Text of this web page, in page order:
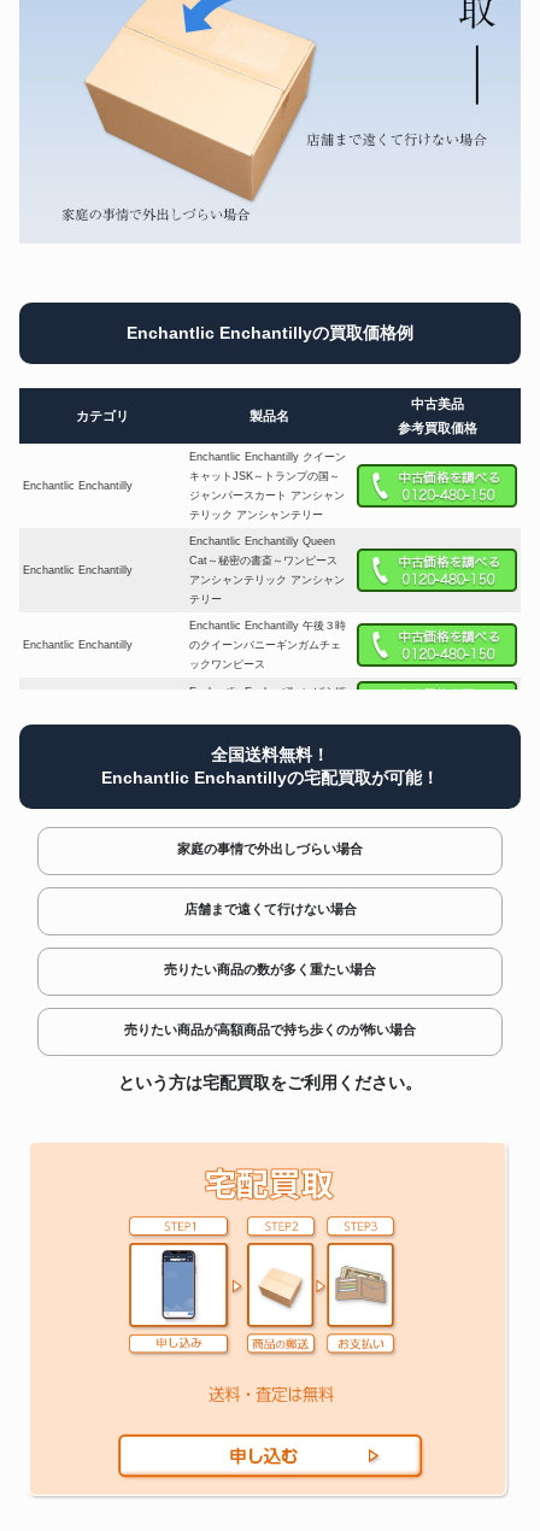
Enchantlic Enchantillyの買取価格例
カテゴリ 製品名
中古美品
参考買取価格
Enchantlic Enchantilly
Enchantlic Enchantilly クイーン
キャットJSK～トランプの国～
ジャンパースカート アンシャン
テリック アンシャンテリー
Enchantlic Enchantilly
Enchantlic Enchantilly Queen
Cat～秘密の書斎～ワンピース
アンシャンテリック アンシャン
テリー
Enchantlic Enchantilly
Enchantlic Enchantilly 午後３時
のクイーンバニーギンガムチェ
ックワンピース
Enchantlic Enchantilly いばら姫
Cat 3点セット
Enchantlic Enchantilly Phantom
Merry-Go-Round ワンピース
Enchantlic Enchantilly After Tea
Party OP
Enchantlic Enchantilly
Enchantlic Enchantilly いばら姫
のワンピース 生成り×赤
Enchantlic Enchantilly
Enchantlic Enchantilly クイー
全国送料無料！
Enchantlic Enchantillyの宅配買取が可能！
家庭の事情で外出しづらい場合
店舗まで遠くて行けない場合
売りたい商品の数が多く重たい場合
売りたい商品が高額商品で持ち歩くのが怖い場合
という方は宅配買取をご利用ください。